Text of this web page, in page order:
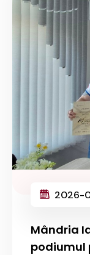
2026-
Mândria
podiumul